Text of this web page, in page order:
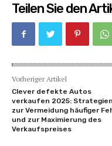
Teilen Sie den
Vorheriger Artikel
Clever defekte Autos
verkaufen 2025: Strategien
zur Vermeidung häufiger
und zur Maximierung des
Verkaufspreises